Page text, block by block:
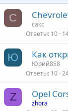
С
сакс
Ответы 10
Ю Как
Юрий858
Ответы 10
Z Opel
zhora